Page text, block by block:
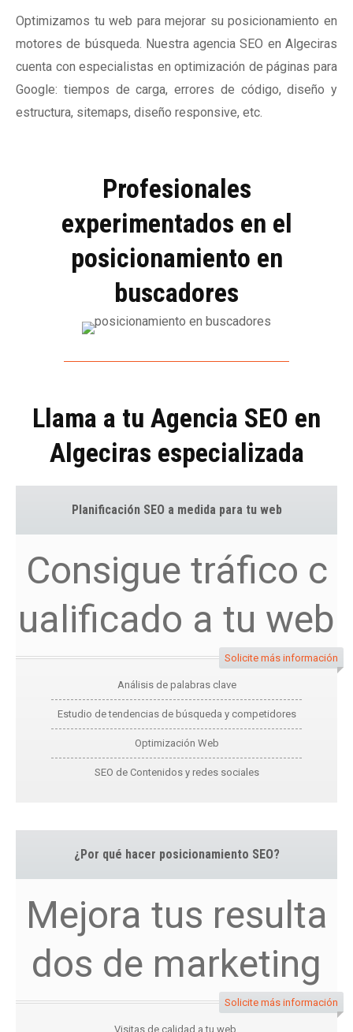
Optimizamos tu web para mejorar su posicionamiento en
motores de búsqueda. Nuestra agencia SEO en Algeciras
cuenta con especialistas en optimización de páginas para
Google: tiempos de carga, errores de código, diseño y
estructura, sitemaps, diseño responsive, etc.
Profesionales
experimentados en el
posicionamiento en
buscadores
Llama a tu Agencia SEO en
Algeciras especializada
Planificación SEO a medida para tu web
Consigue tráfico c
ualificado a tu web
Solicite más información
Análisis de palabras clave
Estudio de tendencias de búsqueda y competidores
Optimización Web
SEO de Contenidos y redes sociales
¿Por qué hacer posicionamiento SEO?
Mejora tus resulta
dos de marketing
Solicite más información
Visitas de calidad a tu web.